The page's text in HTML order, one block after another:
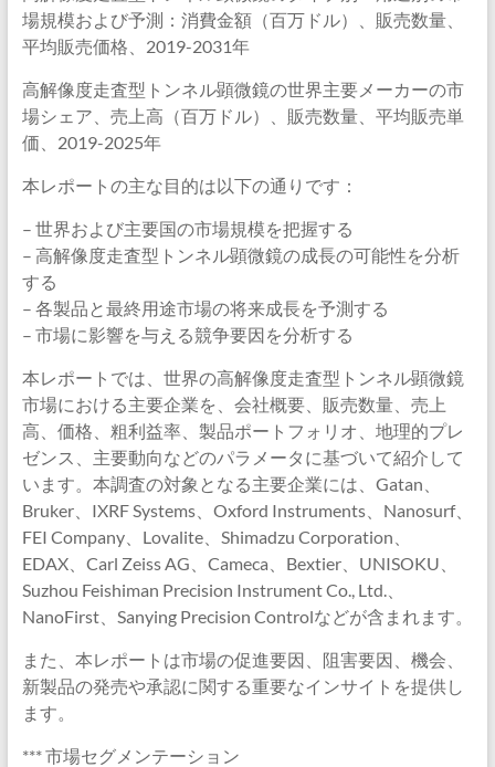
場規模および予測：消費金額（百万ドル）、販売数量、
平均販売価格、2019-2031年
高解像度走査型トンネル顕微鏡の世界主要メーカーの市
場シェア、売上高（百万ドル）、販売数量、平均販売単
価、2019-2025年
本レポートの主な目的は以下の通りです：
– 世界および主要国の市場規模を把握する
– 高解像度走査型トンネル顕微鏡の成長の可能性を分析
する
– 各製品と最終用途市場の将来成長を予測する
– 市場に影響を与える競争要因を分析する
本レポートでは、世界の高解像度走査型トンネル顕微鏡
市場における主要企業を、会社概要、販売数量、売上
高、価格、粗利益率、製品ポートフォリオ、地理的プレ
ゼンス、主要動向などのパラメータに基づいて紹介して
います。本調査の対象となる主要企業には、Gatan、
Bruker、IXRF Systems、Oxford Instruments、Nanosurf、
FEI Company、Lovalite、Shimadzu Corporation、
EDAX、Carl Zeiss AG、Cameca、Bextier、UNISOKU、
Suzhou Feishiman Precision Instrument Co., Ltd.、
NanoFirst、Sanying Precision Controlなどが含まれます。
また、本レポートは市場の促進要因、阻害要因、機会、
新製品の発売や承認に関する重要なインサイトを提供し
ます。
*** 市場セグメンテーション